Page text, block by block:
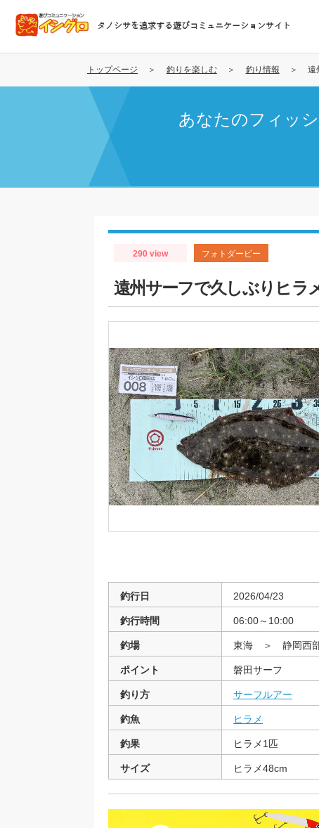
コ
テ
タノシサを追求する遊びコミュニケーションサイト
トップページ 釣りを楽しむ 釣り情報 遠
あなたのフィッ
290 view フォトダービー
遠州サーフで久しぶりヒラ
釣行日 2026/04/23
釣行時間 06:00～10:00
釣場 東海 ＞ 静岡西
ポイント 磐田サーフ
釣り方 サーフルアー
釣魚 ヒラメ
釣果 ヒラメ1匹
サイズ ヒラメ48cm